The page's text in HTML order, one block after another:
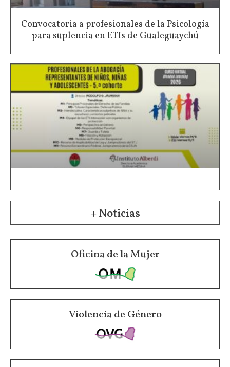
Convocatoria a profesionales de la Psicología
para suplencia en ETIs de Gualeguaychú
+ Noticias
Oficina de la Mujer
Violencia de Género